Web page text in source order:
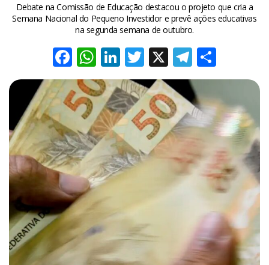
Debate na Comissão de Educação destacou o projeto que cria a
Semana Nacional do Pequeno Investidor e prevê ações educativas
na segunda semana de outubro.
Facebook
WhatsApp
LinkedIn
Twitter
X